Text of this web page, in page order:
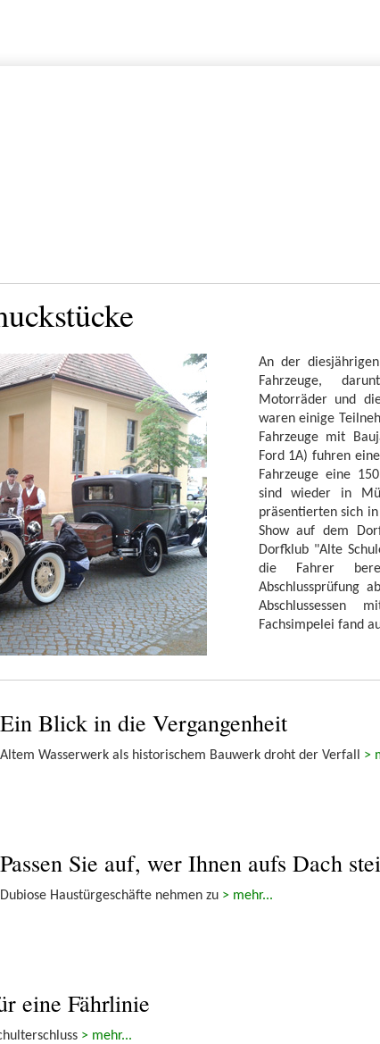
An der
Fahrzeuge,
Motorräder und
waren einige
Fahrzeuge mit
Ford 1A) fuhren
Fahrzeuge eine
sind wieder in
präsentierten sich
Show auf dem
Dorfklub "Alte
die Fahrer
Abschlussprüfung
Abschlussessen
Fachsimpelei fand
Ein Blick in die Vergangenheit
Altem Wasserwerk als historischem Bauwerk droht der Verfall >
Passen Sie auf, wer Ihnen aufs Dach
Dubiose Haustürgeschäfte nehmen zu > mehr...
eine Fährlinie
> mehr...